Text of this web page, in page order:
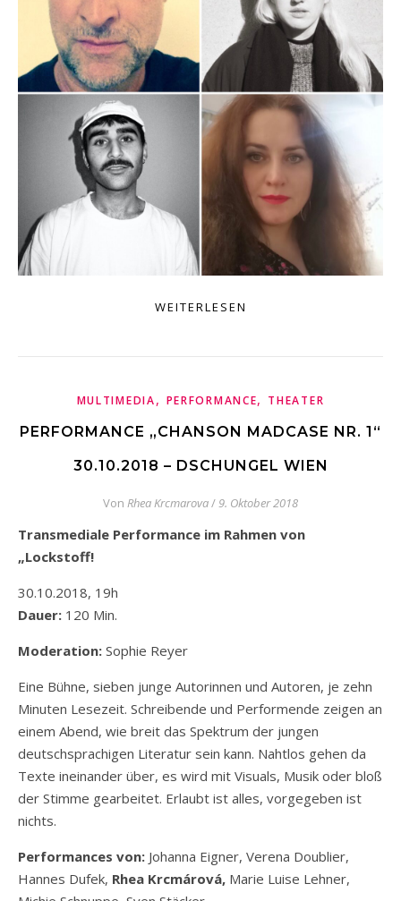
WEITERLESEN
MULTIMEDIA, PERFORMANCE, THEATER
PERFORMANCE „CHANSON MADCASE NR. 1“
30.10.2018 – DSCHUNGEL WIEN
Von Rhea Krcmarova/9. Oktober 2018
Transmediale Performance im Rahmen von
„Lockstoff!
30.10.2018, 19h
Dauer: 120 Min.
Moderation: Sophie Reyer
Eine Bühne, sieben junge Autorinnen und Autoren, je zehn
Minuten Lesezeit. Schreibende und Performende zeigen an
einem Abend, wie breit das Spektrum der jungen
deutschsprachigen Literatur sein kann. Nahtlos gehen da
Texte ineinander über, es wird mit Visuals, Musik oder bloß
der Stimme gearbeitet. Erlaubt ist alles, vorgegeben ist
nichts.
Performances von: Johanna Eigner, Verena Doublier,
Hannes Dufek, Rhea Krcmárová, Marie Luise Lehner,